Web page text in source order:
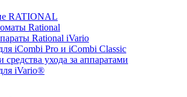
RATIONAL
Rational
Rational iVario
iCombi Pro и iCombi Classic
средства ухода за аппаратами
iVario®